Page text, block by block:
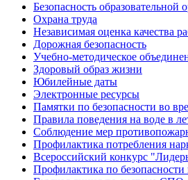
Безопасность образовательной
Охрана труда
Независимая оценка качества
Дорожная безопасность
Учебно-методическое
Здоровый образ жизни
Юбилейные даты
Электронные ресурсы
Памятки по безопасности во
Правила поведения на воде в
Соблюдение мер
Профилактика потребления
Всероссийский конкурс
Профилактика по